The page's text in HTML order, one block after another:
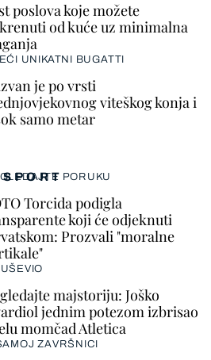
SPORT PORUKU
Torcida podigla
koji će odjeknuti
Prozvali "moralne
majstoriju: Joško
jednim potezom izbrisao
momčad Atletica
ZAVRŠNICI
poslova koje možete
od kuće uz minimalna
UNIKATNI BUGATTI
je po vrsti
viteškog konja i
samo metar